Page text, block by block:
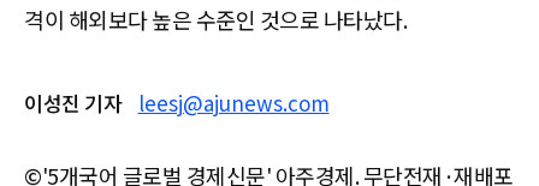
격이 해외보다 높은 수준인 것으로 나타났다.
이성진 기자 leesj@ajunews.com
©'5개국어 글로벌 경제신문' 아주경제. 무단전재·재배포